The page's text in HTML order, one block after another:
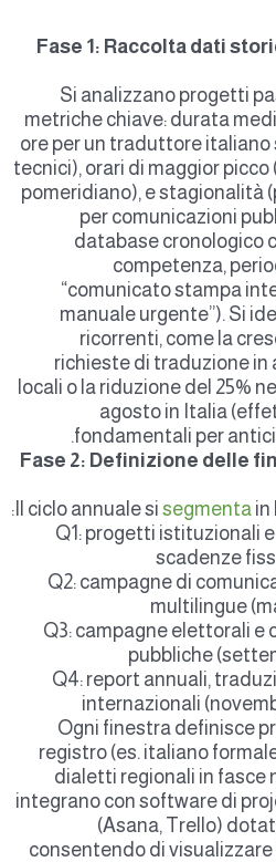
Fase 1: Raccolta dati
Si analizzano progetti
metriche chiave: durata
ore per un traduttore
tecnici), orari di maggior picco
pomeridiano), e stagionalità
per comunicazioni
database cronologico
competenza,
“comunicato stampa
manuale urgente”). Si
ricorrenti, come la
richieste di traduzione in
locali o la riduzione del 25%
agosto in Italia
fondamentali per
Fase 2: Definizione delle
Il ciclo annuale si segmenta in
Q1: progetti istituzionali
scadenze
Q2: campagne di
multilingue
Q3: campagne elettorali e
pubbliche
Q4: report annuali,
internazionali
Ogni finestra definisce
registro (es. italiano
dialetti regionali in fasce
integrano con software di
(Asana, Trello)
consentendo di